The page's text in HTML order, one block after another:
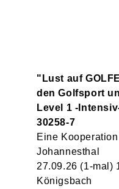
"Lust auf
den Golfsport
Level 1 -
30258-7
Eine
Johannesthal
27.09.26 (1-mal)
Königsbach